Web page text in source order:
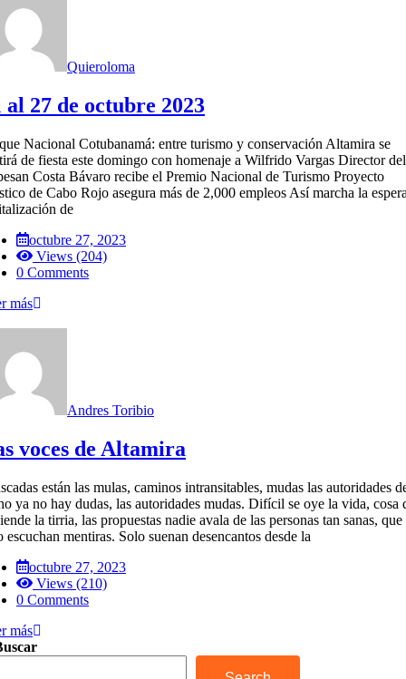
Quieroloma
al 27 de octubre 2023
Nacional Cotubanamá: entre turismo y conservación Altamira se
de fiesta este domingo con homenaje a Wilfrido Vargas Director del
Costa Bávaro recibe el Premio Nacional de Turismo Proyecto
de Cabo Rojo asegura más de 2,000 empleos Así marcha la
de
octubre 27, 2023
Views (204)
0 Comments
más
Andres Toribio
voces de Altamira
están las mulas, caminos intransitables, mudas las autoridades
ya no hay dudas, las autoridades mudas. Difícil se oye la vida, cosa
la tirria, las propuestas nadie avala de las personas tan sanas, que
escuchan mentiras. Solo suenan desencantos desde la
octubre 27, 2023
Views (210)
0 Comments
más